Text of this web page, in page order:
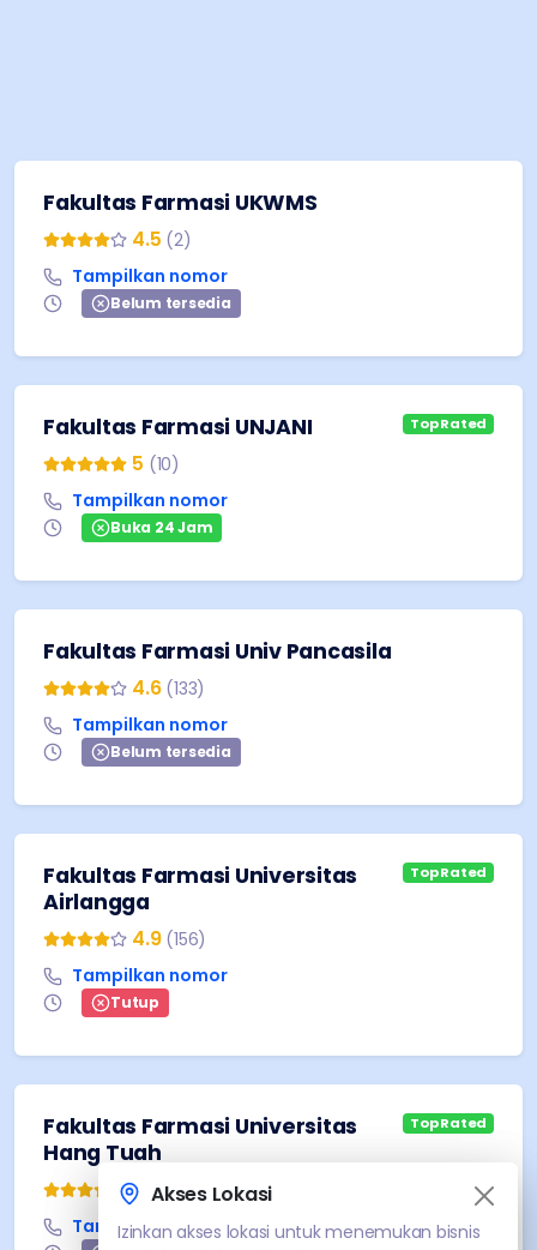
Fakultas Farmasi UKWMS
4.5 (2)
Tampilkan nomor
Belum tersedia
Fakultas Farmasi UNJANI Top Rated
5 (10)
Tampilkan nomor
Buka 24 Jam
Fakultas Farmasi Univ Pancasila
4.6 (133)
Tampilkan nomor
Belum tersedia
Fakultas Farmasi Universitas
Airlangga
Top Rated
4.9 (156)
Tampilkan nomor
Tutup
Fakultas Farmasi Universitas
Hang Tuah
Top Rated
5 (9)
Tampilkan nomor
Akses Lokasi
Izinkan akses lokasi untuk menemukan bisnis
Akses Lokasi
Izinkan akses lokasi untuk menemukan bisnis